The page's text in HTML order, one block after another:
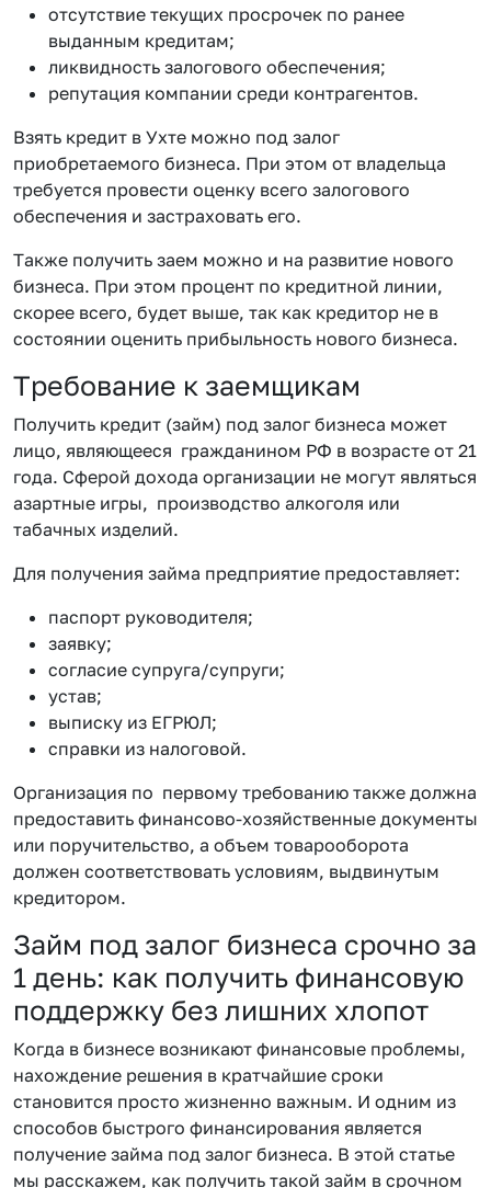
отсутствие текущих просрочек по ранее
выданным кредитам;
ликвидность залогового обеспечения;
репутация компании среди контрагентов.
Взять кредит в Ухте можно под залог
приобретаемого бизнеса. При этом от владельца
требуется провести оценку всего залогового
обеспечения и застраховать его.
Также получить заем можно и на развитие нового
бизнеса. При этом процент по кредитной линии,
скорее всего, будет выше, так как кредитор не в
состоянии оценить прибыльность нового бизнеса.
Требование к заемщикам
Получить кредит (займ) под залог бизнеса может
лицо, являющееся гражданином РФ в возрасте от 21
года. Сферой дохода организации не могут являться
азартные игры, производство алкоголя или
табачных изделий.
Для получения займа предприятие предоставляет:
паспорт руководителя;
заявку;
согласие супруга/супруги;
устав;
выписку из ЕГРЮЛ;
справки из налоговой.
Организация по первому требованию также должна
предоставить финансово-хозяйственные документы
или поручительство, а объем товарооборота
должен соответствовать условиям, выдвинутым
кредитором.
Займ под залог бизнеса срочно за
1 день: как получить финансовую
поддержку без лишних хлопот
Когда в бизнесе возникают финансовые проблемы,
нахождение решения в кратчайшие сроки
становится просто жизненно важным. И одним из
способов быстрого финансирования является
получение займа под залог бизнеса. В этой статье
мы расскажем, как получить такой займ в срочном